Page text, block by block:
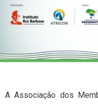
A Associação dos